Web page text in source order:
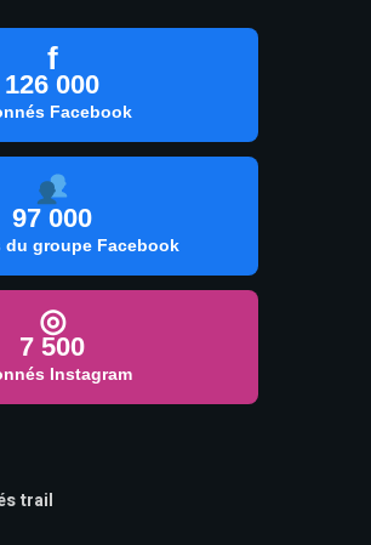
f
126 000
Facebook
97 000
du groupe Facebook
◎
7 500
Instagram
trail